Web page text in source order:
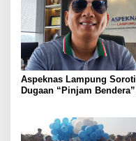
Aspeknas Lampung Soroti
Dugaan “Pinjam Bendera”
Tak Sekadar Lolos
Administrasi